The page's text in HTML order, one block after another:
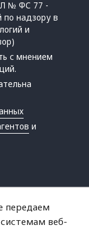
№ ФС 77 -
надзору в
и
с мнением
и
передаем
веб-